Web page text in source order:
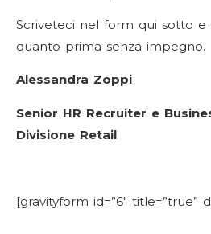
Scriveteci nel form qui sotto e
quanto prima senza impegno.
Alessandra Zoppi
Senior HR Recruiter e
Divisione Retail
[gravityform id=”6″ title=”true”